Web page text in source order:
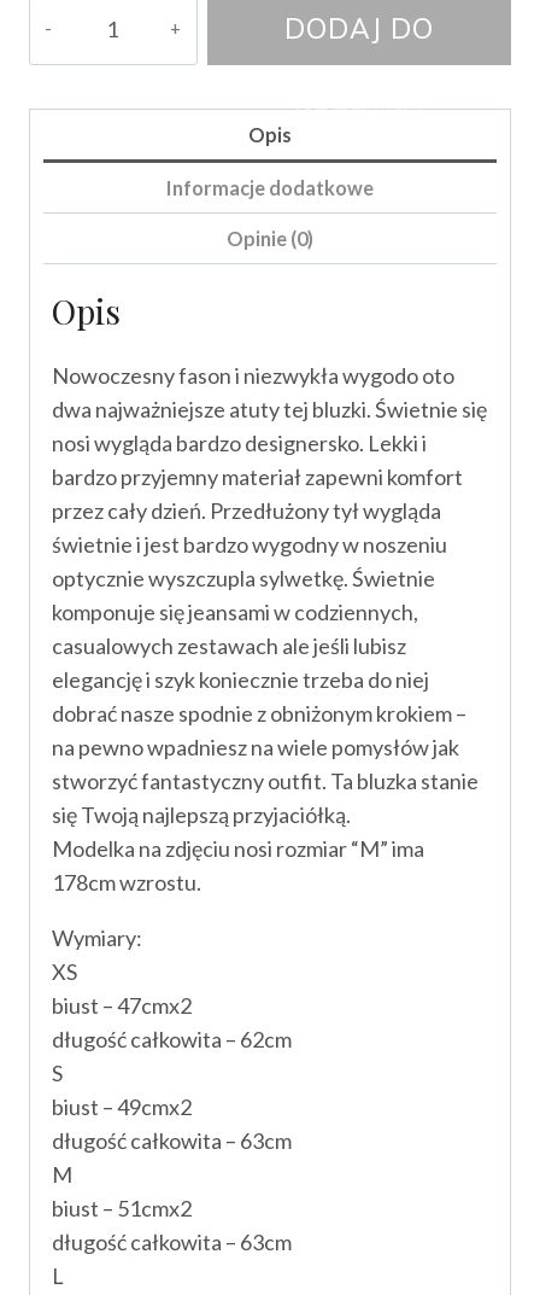
DODAJ DO
KOSZYKA
Opis
Informacje dodatkowe
Opinie (0)
Opis
Nowoczesny fason i niezwykła wygodo oto
dwa najważniejsze atuty tej bluzki. Świetnie się
nosi wygląda bardzo designersko. Lekki i
bardzo przyjemny materiał zapewni komfort
przez cały dzień. Przedłużony tył wygląda
świetnie i jest bardzo wygodny w noszeniu
optycznie wyszczupla sylwetkę. Świetnie
komponuje się jeansami w codziennych,
casualowych zestawach ale jeśli lubisz
elegancję i szyk koniecznie trzeba do niej
dobrać nasze spodnie z obniżonym krokiem –
na pewno wpadniesz na wiele pomysłów jak
stworzyć fantastyczny outfit. Ta bluzka stanie
się Twoją najlepszą przyjaciółką.
Modelka na zdjęciu nosi rozmiar “M” ima
178cm wzrostu.
Wymiary:
XS
biust – 47cmx2
długość całkowita – 62cm
S
biust – 49cmx2
długość całkowita – 63cm
M
biust – 51cmx2
długość całkowita – 63cm
L